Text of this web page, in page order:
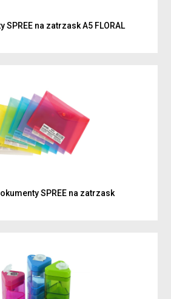
SPREE na zatrzask A5 FLORAL
SPREE na zatrzask